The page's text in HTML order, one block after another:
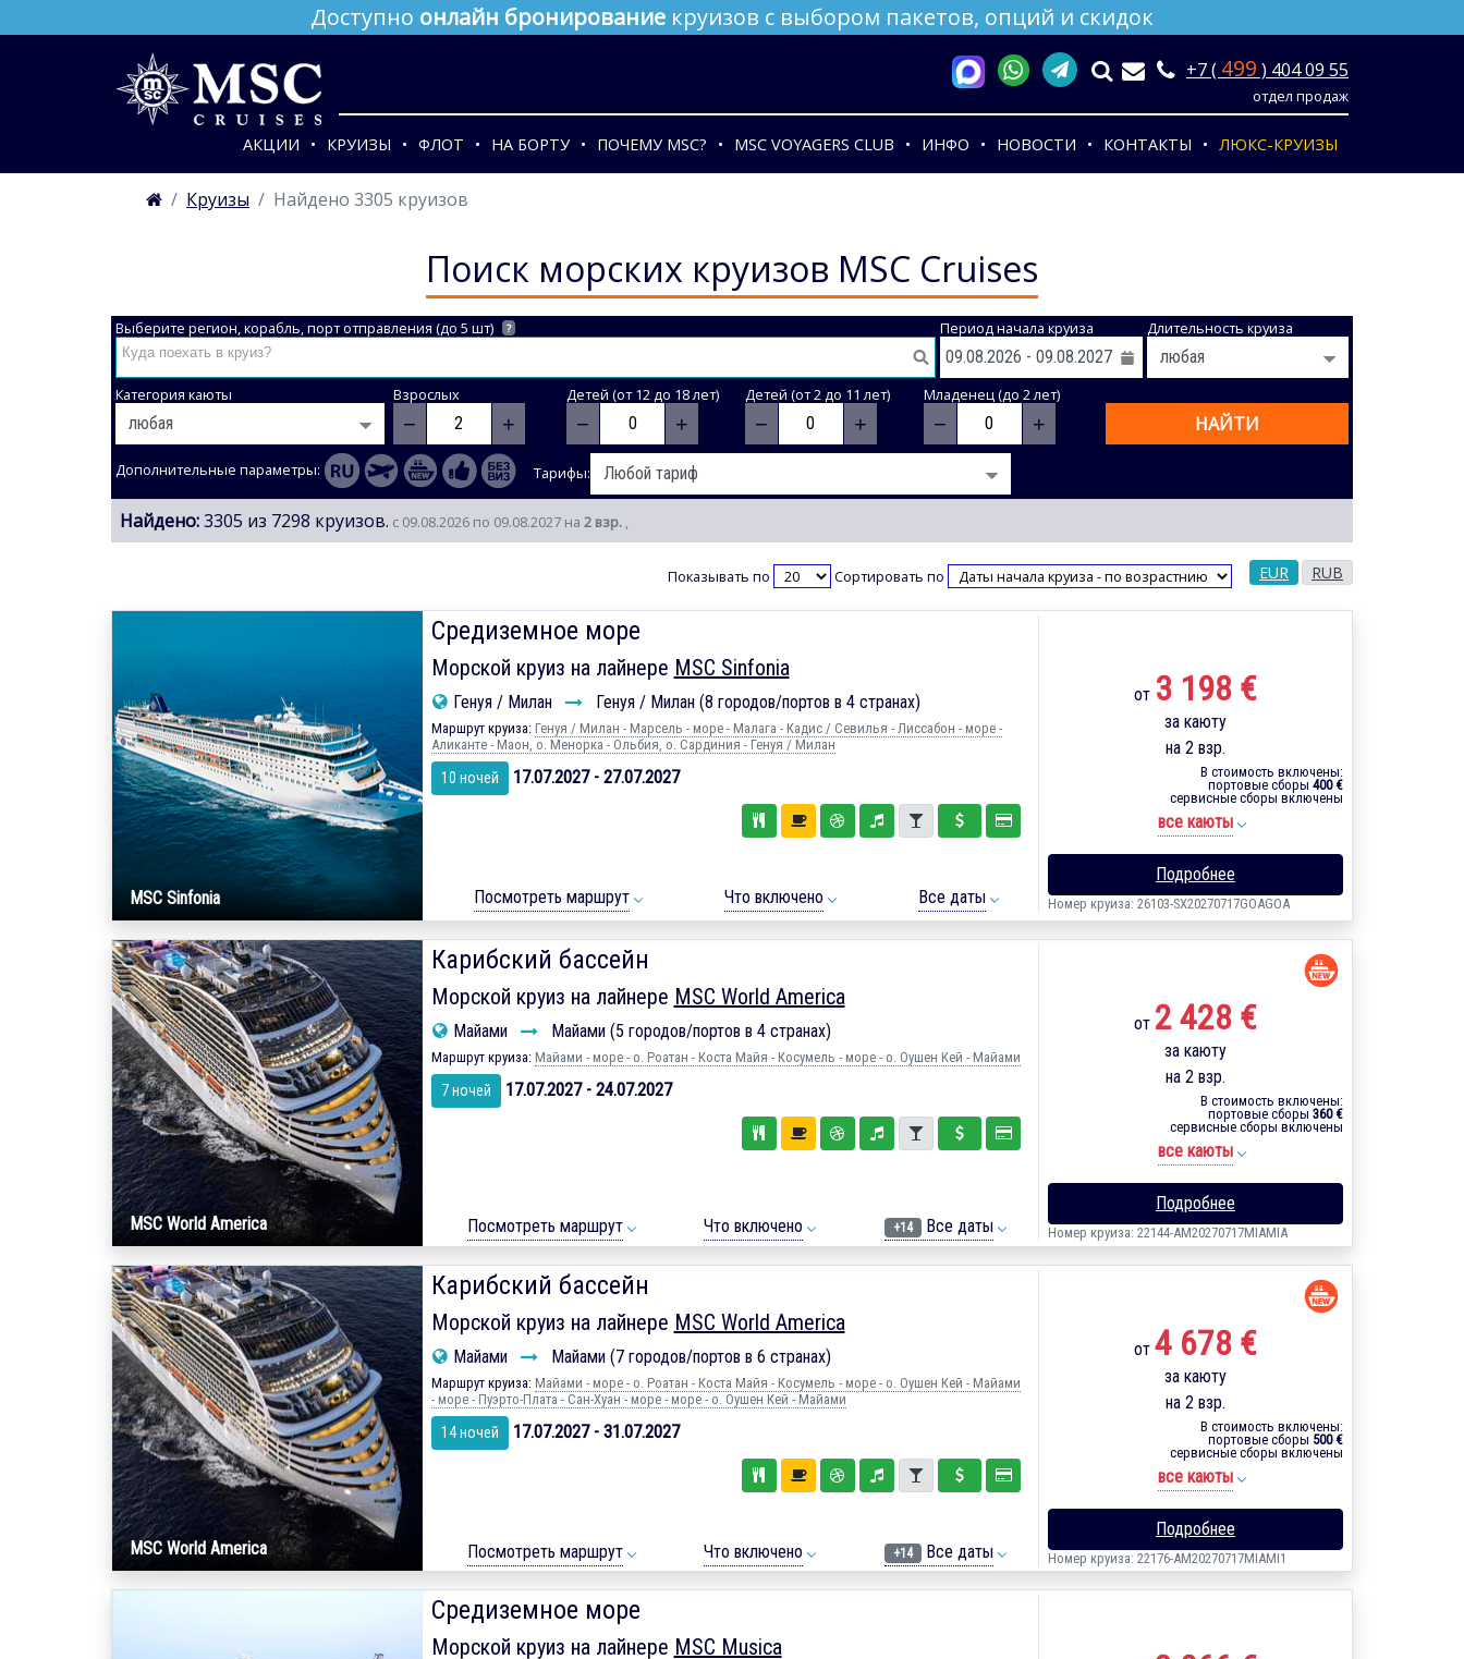
Доступно онлайн бронирование круизов с выбором пакетов, опций и скидок
+7 ( 499 ) 404 09 55
отдел продаж
АКЦИИ КРУИЗЫ ФЛОТ НА БОРТУ ПОЧЕМУ MSC? MSC VOYAGERS CLUB ИНФО НОВОСТИ КОНТАКТЫ ЛЮКС-КРУИЗЫ
Круизы Найдено 3305 круизов
Поиск морских круизов MSC Cruises
Выберите регион, корабль, порт отправления (до 5 шт) ? Период начала круиза Длительность круиза
Категория каюты Взрослых
− +
Детей (от 12 до 18 лет)
− +
Детей (от 2 до 11 лет)
− +
Младенец (до 2 лет)
− + НАЙТИ
Дополнительные параметры: Тарифы:
Найдено:3305 из 7298 круизов. с 09.08.2026 по 09.08.2027 на 2 взр. ,
Показывать по Сортировать по EUR RUB
MSC Sinfonia
Средиземное море
Морской круиз на лайнере MSC Sinfonia
Генуя / Милан Генуя / Милан (8 городов/портов в 4 странах)
Маршрут круиза: Генуя / Милан - Марсель - море - Малага - Кадиc / Севилья - Лиссабон - море -
Аликанте - Маон, о. Менорка - Ольбия, о. Сардиния - Генуя / Милан
10 ночей 17.07.2027 - 27.07.2027
Посмотреть маршрут Что включено Все даты
от 3 198 €
за каюту
на 2 взр.
В стоимость включены:
портовые сборы 400 €
сервисные сборы включены
все каюты
Подробнее
Номер круиза: 26103-SX20270717GOAGOA
MSC World America
Карибский бассейн
Морской круиз на лайнере MSC World America
Майами Майами (5 городов/портов в 4 странах)
Маршрут круиза: Майами - море - о. Роатан - Коста Майя - Косумель - море - о. Оушен Кей - Майами
7 ночей 17.07.2027 - 24.07.2027
Посмотреть маршрут Что включено +14 Все даты
от 2 428 €
за каюту
на 2 взр.
В стоимость включены:
портовые сборы 360 €
сервисные сборы включены
все каюты
Подробнее
Номер круиза: 22144-AM20270717MIAMIA
MSC World America
Карибский бассейн
Морской круиз на лайнере MSC World America
Майами Майами (7 городов/портов в 6 странах)
Маршрут круиза: Майами - море - о. Роатан - Коста Майя - Косумель - море - о. Оушен Кей - Майами
- море - Пуэрто-Плата - Сан-Хуан - море - море - о. Оушен Кей - Майами
14 ночей 17.07.2027 - 31.07.2027
Посмотреть маршрут Что включено +14 Все даты
от 4 678 €
за каюту
на 2 взр.
В стоимость включены:
портовые сборы 500 €
сервисные сборы включены
все каюты
Подробнее
Номер круиза: 22176-AM20270717MIAMI1
Средиземное море
Морской круиз на лайнере MSC Musica